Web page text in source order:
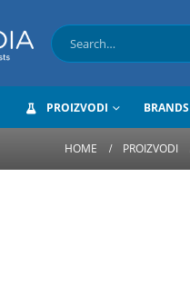
PROIZVODI BRANDS
HOME PROIZVODI